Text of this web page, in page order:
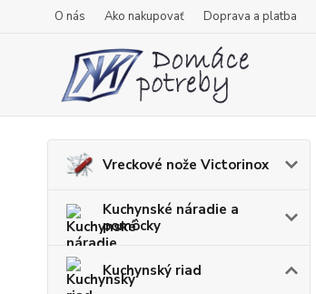
O nás Ako nakupovať Doprava a platba
Vreckové nože Victorinox
Kuchynské náradie a
pomôcky
Kuchynský riad